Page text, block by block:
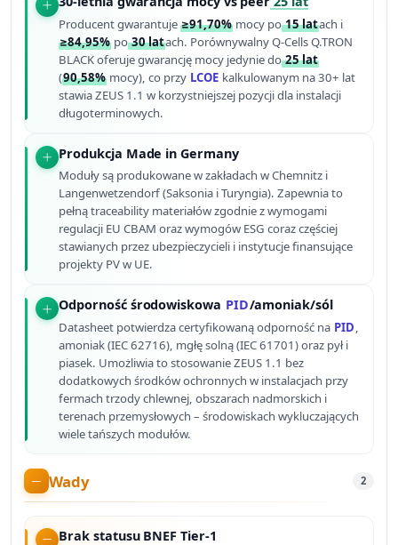
Producent gwarantuje≥91,70% mocy po15 latach i
≥84,95% po30 latach. Porównywalny Q-Cells Q.TRON
BLACK oferuje gwarancję mocy jedynie do25 lat
(90,58% mocy), co przy LCOE kalkulowanym na 30+ lat
stawia ZEUS 1.1 w korzystniejszej pozycji dla instalacji
długoterminowych.
Produkcja Made in Germany
Moduły są produkowane w zakładach w Chemnitz i
Langenwetzendorf (Saksonia i Turyngia). Zapewnia to
pełną traceability materiałów zgodnie z wymogami
regulacji EU CBAM oraz wymogów ESG coraz częściej
stawianych przez ubezpieczycieli i instytucje finansujące
projekty PV w UE.
Odporność środowiskowa PID/amoniak/sól
Datasheet potwierdza certyfikowaną odporność na PID,
amoniak (IEC 62716), mgłę solną (IEC 61701) oraz pył i
piasek. Umożliwia to stosowanie ZEUS 1.1 bez
dodatkowych środków ochronnych w instalacjach przy
fermach trzody chlewnej, obszarach nadmorskich i
terenach przemysłowych – środowiskach wykluczających
wiele tańszych modułów.
Wady 2
Brak statusu BNEF Tier-1